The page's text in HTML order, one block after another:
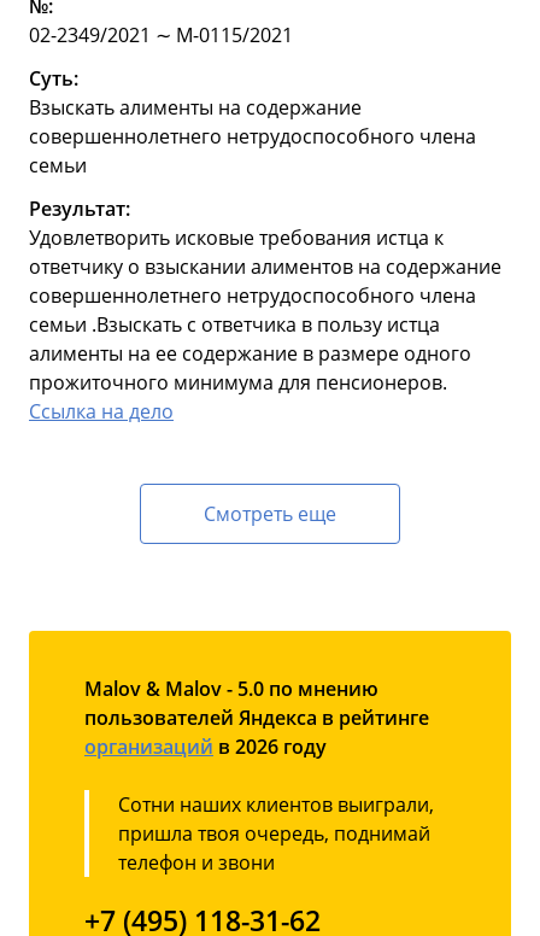
№:
02-2349/2021 ∼ М-0115/2021
Суть:
Взыскать алименты на содержание
совершеннолетнего нетрудоспособного члена
семьи
Результат:
Удовлетворить исковые требования истца к
ответчику о взыскании алиментов на содержание
совершеннолетнего нетрудоспособного члена
семьи .Взыскать с ответчика в пользу истца
алименты на ее содержание в размере одного
прожиточного минимума для пенсионеров.
Ссылка на дело
Смотреть еще
Malov & Malov - 5.0 по мнению
пользователей Яндекса в рейтинге
организаций в 2026 году
Сотни наших клиентов выиграли,
пришла твоя очередь, поднимай
телефон и звони
+7 (495) 118-31-62